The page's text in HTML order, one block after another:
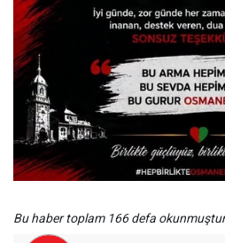
Bu haber toplam 166 defa okunmuştur